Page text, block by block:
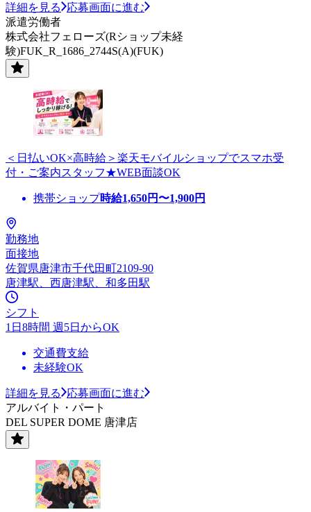
詳細を見る
応募画面に進む
派遣労働者
株式会社フェローズ(Rショップ未経
験)FUK_R_1686_2744S(A)(FUK)
＜日払いOK×高時給＞楽天モバイルショップでスマホ受
付・ご案内スタッフ★WEB面談OK
携帯ショップ時給1,650円〜1,900円
勤務地
面接地
佐賀県唐津市千代田町2109-90
唐津駅、西唐津駅、和多田駅
シフト
1日8時間 週5日からOK
交通費支給
未経験OK
詳細を見る
応募画面に進む
アルバイト・パート
DEL SUPER DOME 唐津店